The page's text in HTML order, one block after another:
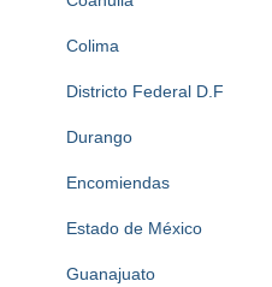
Colima
Districto Federal D.F
Durango
Encomiendas
Estado de México
Guanajuato